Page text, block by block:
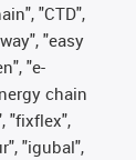
"CTD",
"easy
"e-
chain
"fixflex",
"igubal",